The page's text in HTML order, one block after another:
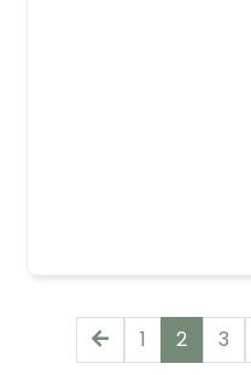
1 2 3